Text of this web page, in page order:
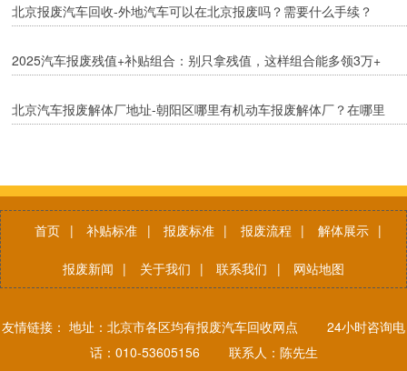
北京报废汽车回收-外地汽车可以在北京报废吗？需要什么手续？
2025汽车报废残值+补贴组合：别只拿残值，这样组合能多领3万+
北京汽车报废解体厂地址-朝阳区哪里有机动车报废解体厂？在哪里
首页 | 补贴标准 | 报废标准 | 报废流程 | 解体展示 |
报废新闻 | 关于我们 | 联系我们 | 网站地图
友情链接： 地址：北京市各区均有报废汽车回收网点 24小时咨询电
话：010-53605156 联系人：陈先生